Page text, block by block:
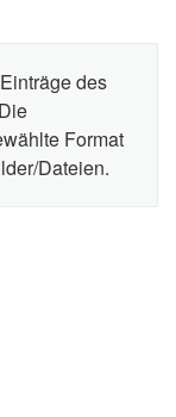
des
Format
Dateien.